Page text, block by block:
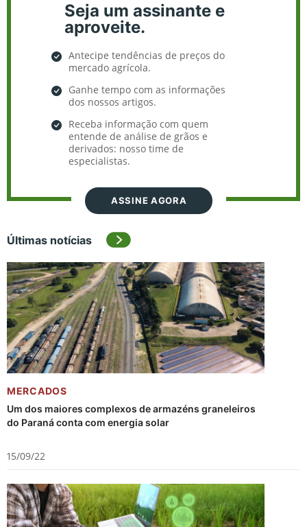
Seja um assinante e
aproveite.
Antecipe tendências de preços do
mercado agrícola.
Ganhe tempo com as informações
dos nossos artigos.
Receba informação com quem
entende de análise de grãos e
derivados: nosso time de
especialistas.
ASSINE AGORA
Últimas notícias
MERCADOS
Um dos maiores complexos de armazéns graneleiros
do Paraná conta com energia solar
15/09/22